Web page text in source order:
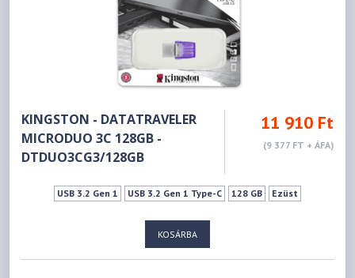
KINGSTON - DATATRAVELER
MICRODUO 3C 128GB -
DTDUO3CG3/128GB
11 910 Ft
(9 377 FT + ÁFA)
USB 3.2 Gen 1 USB 3.2 Gen 1 Type-C 128 GB Ezüst
KOSÁRBA